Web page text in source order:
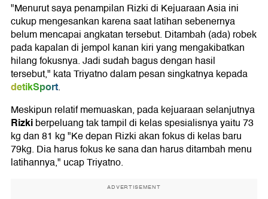
"Menurut saya penampilan Rizki di Kejuaraan Asia ini
cukup mengesankan karena saat latihan sebenernya
belum mencapai angkatan tersebut. Ditambah (ada) robek
pada kapalan di jempol kanan kiri yang mengakibatkan
hilang fokusnya. Jadi sudah bagus dengan hasil
tersebut," kata Triyatno dalam pesan singkatnya kepada
detikSport.
Meskipun relatif memuaskan, pada kejuaraan selanjutnya
Rizkiberpeluang tak tampil di kelas spesialisnya yaitu 73
kg dan 81 kg "Ke depan Rizki akan fokus di kelas baru
79kg. Dia harus fokus ke sana dan harus ditambah menu
latihannya," ucap Triyatno.
ADVERTISEMENT